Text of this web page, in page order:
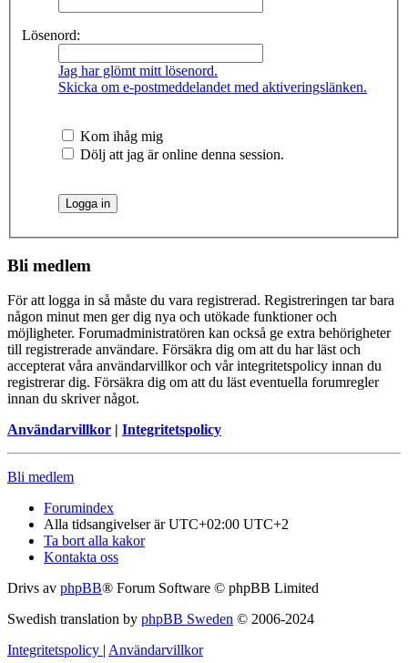
Lösenord:
Jag har glömt mitt lösenord.
Skicka om e-postmeddelandet med aktiveringslänken.
Kom ihåg mig
Dölj att jag är online denna session.
Bli medlem
För att logga in så måste du vara registrerad. Registreringen tar bara
någon minut men ger dig nya och utökade funktioner och
möjligheter. Forumadministratören kan också ge extra behörigheter
till registrerade användare. Försäkra dig om att du har läst och
accepterat våra användarvillkor och vår integritetspolicy innan du
registrerar dig. Försäkra dig om att du läst eventuella forumregler
innan du skriver något.
Användarvillkor | Integritetspolicy
Bli medlem
Forumindex
Alla tidsangivelser är UTC+02:00 UTC+2
Ta bort alla kakor
Kontakta oss
Drivs av phpBB® Forum Software © phpBB Limited
Swedish translation by phpBB Sweden © 2006-2024
Integritetspolicy | Användarvillkor